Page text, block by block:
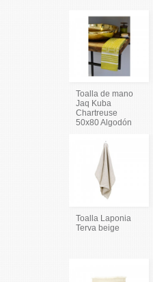
Toalla de mano
Jaq Kuba
Chartreuse
50x80 Algodón
Toalla Laponia
Terva beige